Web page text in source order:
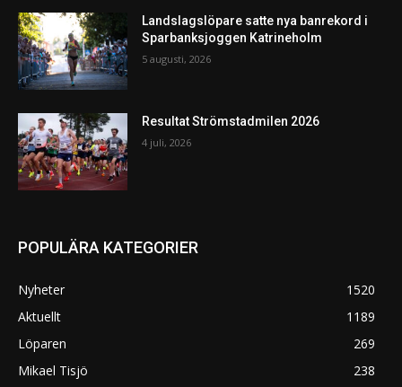
Landslagslöpare satte nya banrekord i
Sparbanksjoggen Katrineholm
5 augusti, 2026
Resultat Strömstadmilen 2026
4 juli, 2026
POPULÄRA KATEGORIER
Nyheter
1520
Aktuellt
1189
Löparen
269
Mikael Tisjö
238